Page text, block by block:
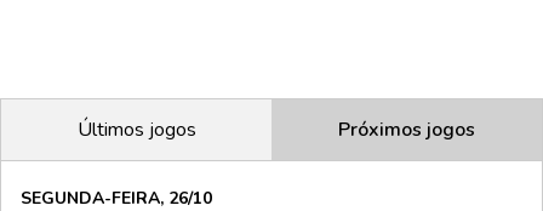
Últimos jogos Próximos jogos
SEGUNDA-FEIRA, 26/10